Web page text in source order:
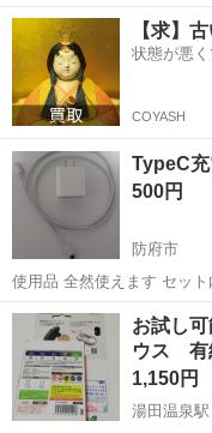
での通話や音楽再生に使用
解ある方お願いいたします
山口 岩国市 南岩国
【求】
状態が悪く
COYASH
TypeC充
500円
防府市
使用品 全
山口 防府市 周辺機
お試し
ウス
1,150円
湯田温泉駅